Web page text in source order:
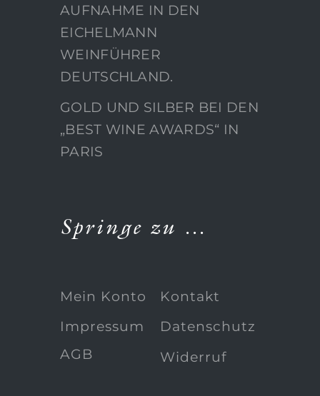
AUFNAHME IN DEN
EICHELMANN
WEINFÜHRER
DEUTSCHLAND.
GOLD UND SILBER BEI DEN
„BEST WINE AWARDS“ IN
PARIS
Springe zu …
Mein Konto
Kontakt
Impressum
AGB
Datenschutz
Widerruf